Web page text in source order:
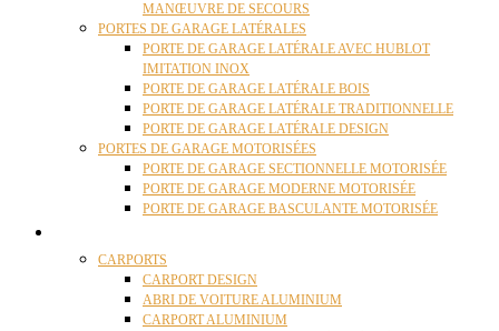
MANŒUVRE DE SECOURS
PORTES DE GARAGE LATÉRALES
PORTE DE GARAGE LATÉRALE AVEC HUBLOT
IMITATION INOX
PORTE DE GARAGE LATÉRALE BOIS
PORTE DE GARAGE LATÉRALE TRADITIONNELLE
PORTE DE GARAGE LATÉRALE DESIGN
PORTES DE GARAGE MOTORISÉES
PORTE DE GARAGE SECTIONNELLE MOTORISÉE
PORTE DE GARAGE MODERNE MOTORISÉE
PORTE DE GARAGE BASCULANTE MOTORISÉE
CARPORTS
CARPORT DESIGN
ABRI DE VOITURE ALUMINIUM
CARPORT ALUMINIUM